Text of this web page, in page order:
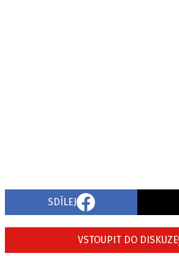
SDÍLEJ
VSTOUPIT DO DISKUZE